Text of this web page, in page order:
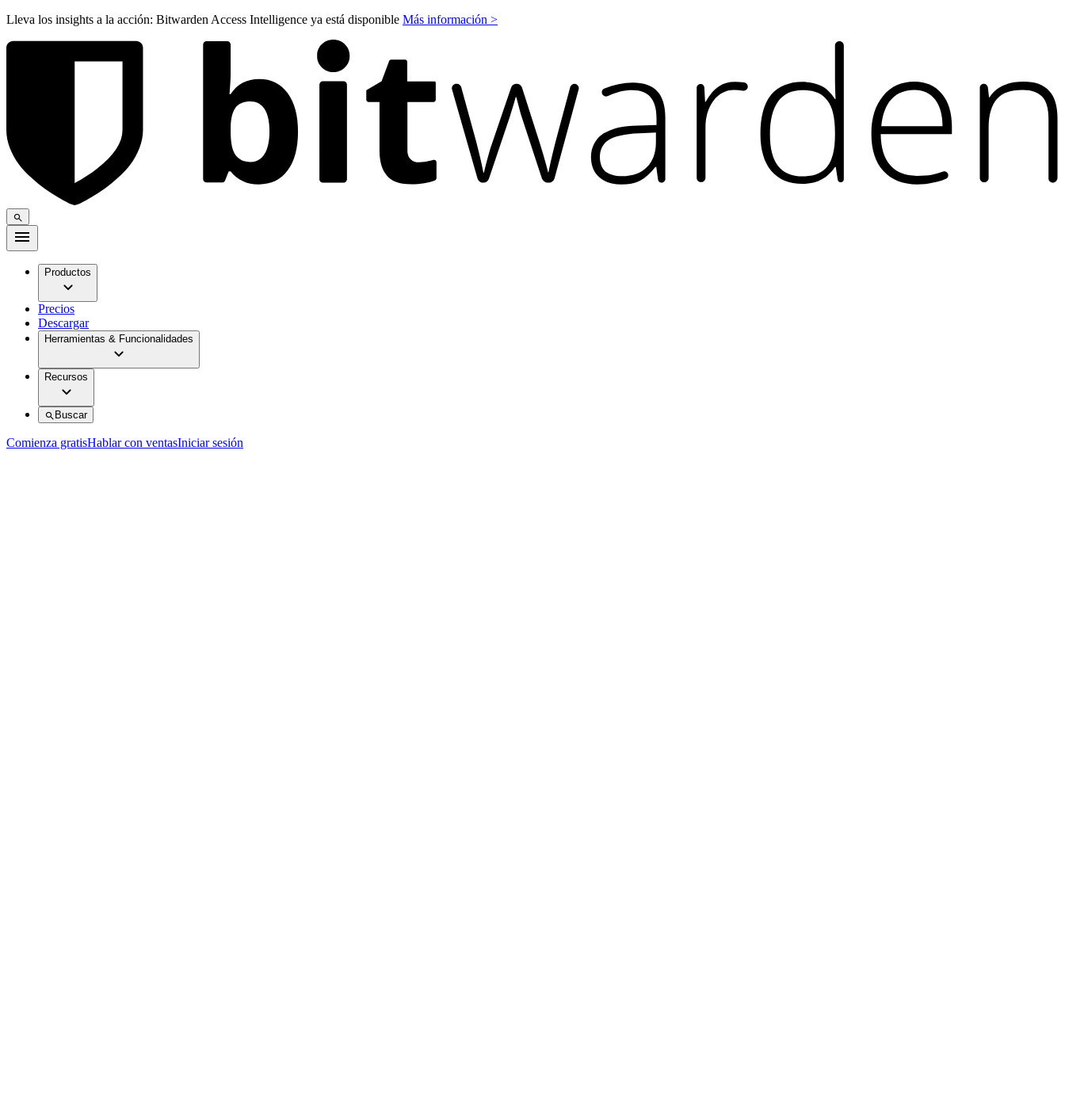
Lleva los insights a la acción: Bitwarden Access Intelligence ya está disponible Más información >
Productos
Precios
Descargar
Herramientas & Funcionalidades
Recursos
Buscar
Comienza gratisHablar con ventasIniciar sesión